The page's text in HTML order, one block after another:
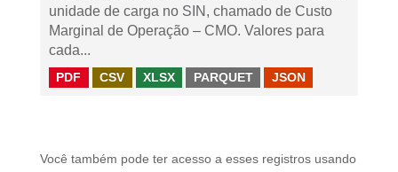
unidade de carga no SIN, chamado de Custo
Marginal de Operação – CMO. Valores para
cada...
PDF CSV XLSX PARQUET JSON
Você também pode ter acesso a esses registros usando